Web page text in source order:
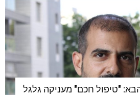
"טיפול חכם" מעניקה גלגל